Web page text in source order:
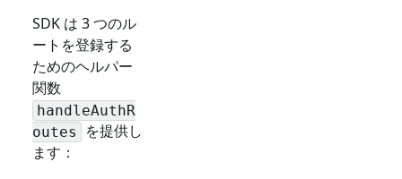
SDK は 3 つのル
ートを登録する
ためのヘルパー
関数
handleAuthR
outes
を提供し
ます：